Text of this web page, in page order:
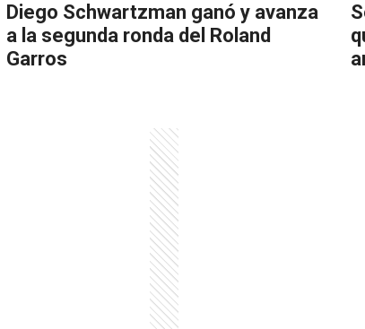
Diego Schwartzman ganó y avanza
a la segunda ronda del Roland
Garros